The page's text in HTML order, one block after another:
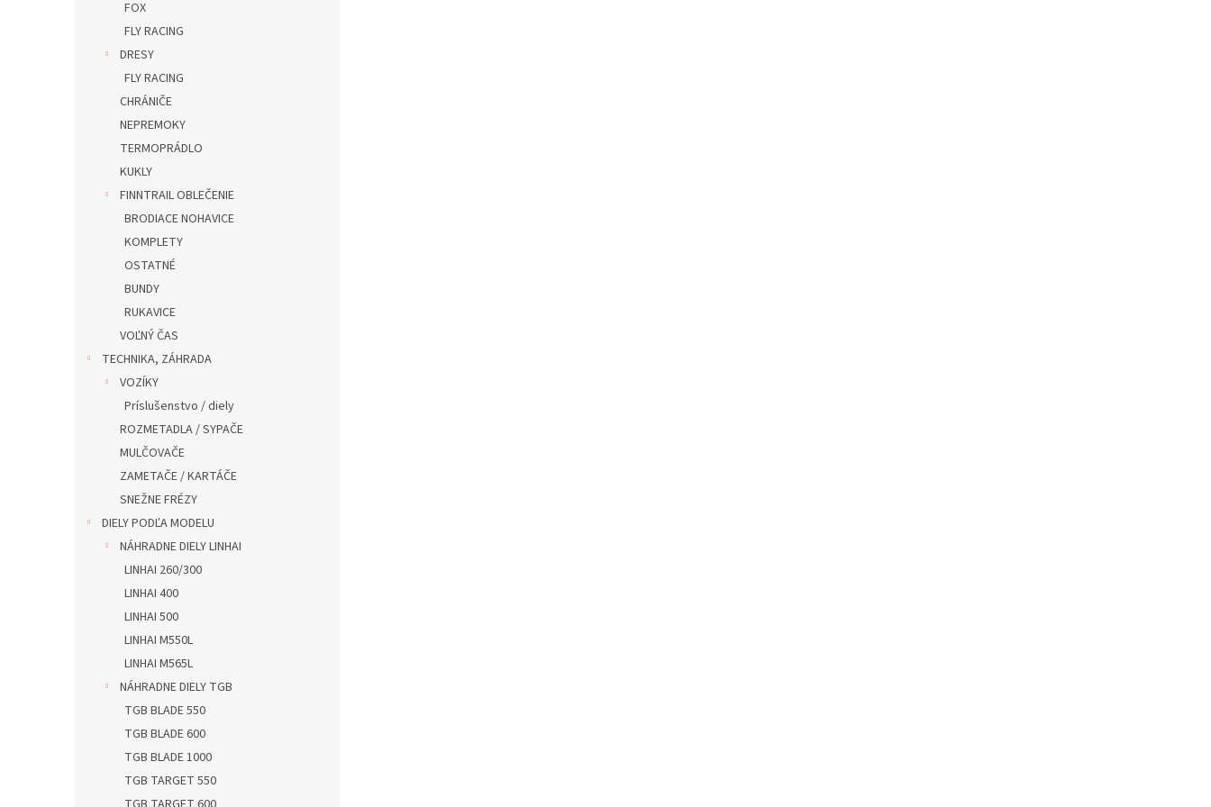
FOX
FLY RACING
DRESY
FLY RACING
CHRÁNIČE
NEPREMOKY
TERMOPRÁDLO
KUKLY
FINNTRAIL OBLEČENIE
BRODIACE NOHAVICE
KOMPLETY
OSTATNÉ
BUNDY
RUKAVICE
VOĽNÝ ČAS
TECHNIKA, ZÁHRADA
VOZÍKY
Príslušenstvo / diely
ROZMETADLA / SYPAČE
MULČOVAČE
ZAMETAČE / KARTÁČE
SNEŽNE FRÉZY
DIELY PODĽA MODELU
NÁHRADNE DIELY LINHAI
LINHAI 260/300
LINHAI 400
LINHAI 500
LINHAI M550L
LINHAI M565L
NÁHRADNE DIELY TGB
TGB BLADE 550
TGB BLADE 600
TGB BLADE 1000
TGB TARGET 550